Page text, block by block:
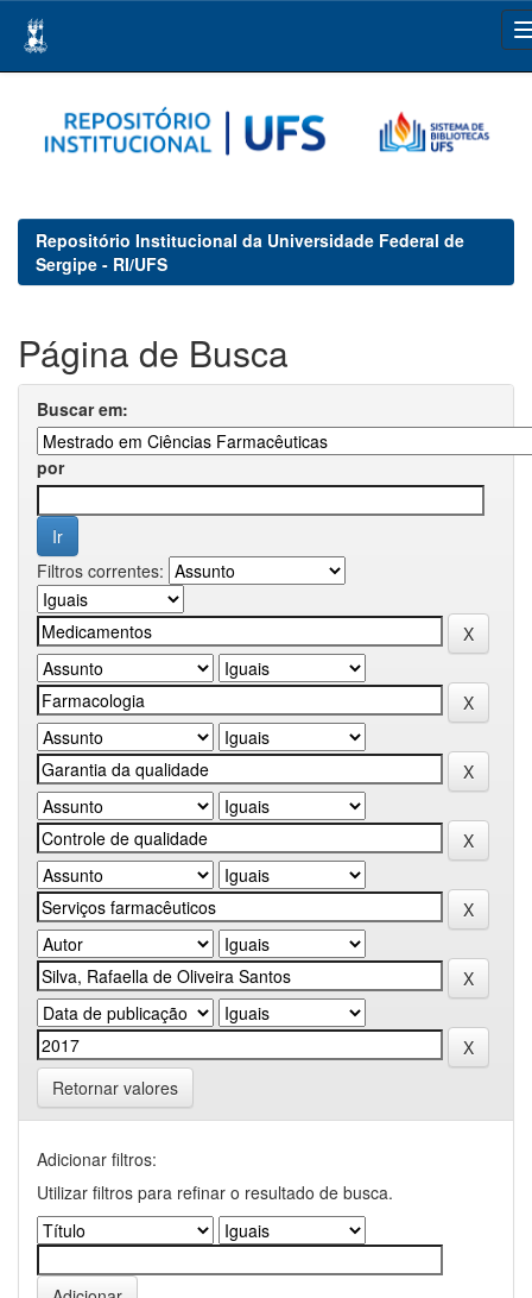
navigation
Repositório Institucional da Universidade Federal de
Sergipe - RI/UFS
Página de Busca
Buscar em:
por
Filtros correntes:
Retornar valores
Adicionar filtros:
Utilizar filtros para refinar o resultado de busca.